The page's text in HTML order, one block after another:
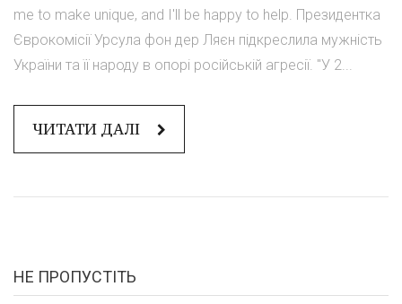
me to make unique, and I'll be happy to help. Президентка
Єврокомісії Урсула фон дер Ляєн підкреслила мужність
України та її народу в опорі російській агресії. "У 2...
ЧИТАТИ ДАЛІ
НЕ ПРОПУСТІТЬ